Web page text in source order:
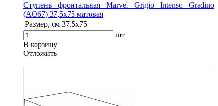
Ступень фронтальная Marvel Grigio Intenso Gradino
(AO67) 37,5x75 матовая
Размер, см 37.5x75
шт
В корзину
Oтложить